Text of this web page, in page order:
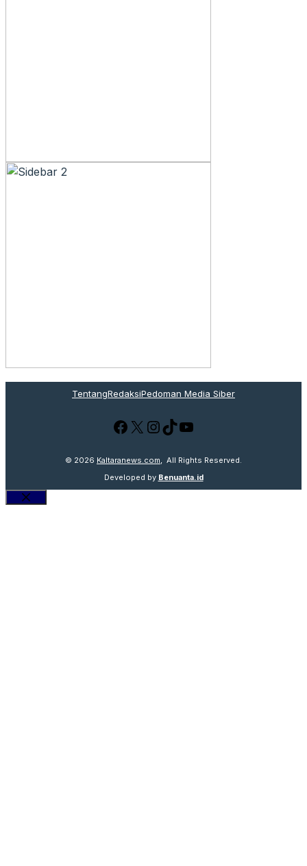
TentangRedaksiPedoman Media Siber
Facebook
X Instagram
TikTok
YouTube
© 2026 Kaltaranews.com , All Rights Reserved.
Developed by Benuanta.id
Close